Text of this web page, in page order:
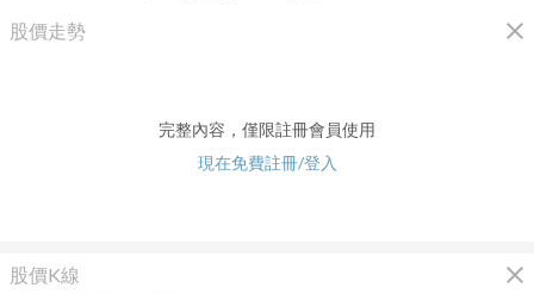
股價走勢 close
完整內容，僅限註冊會員使用
現在免費註冊/登入
股價K線 close